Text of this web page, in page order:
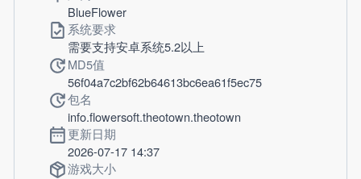
BlueFlower
系统要求
需要支持安卓系统5.2以上
MD5值
56f04a7c2bf62b64613bc6ea61f5ec75
包名
info.flowersoft.theotown.theotown
更新日期
2026-07-17 14:37
游戏大小